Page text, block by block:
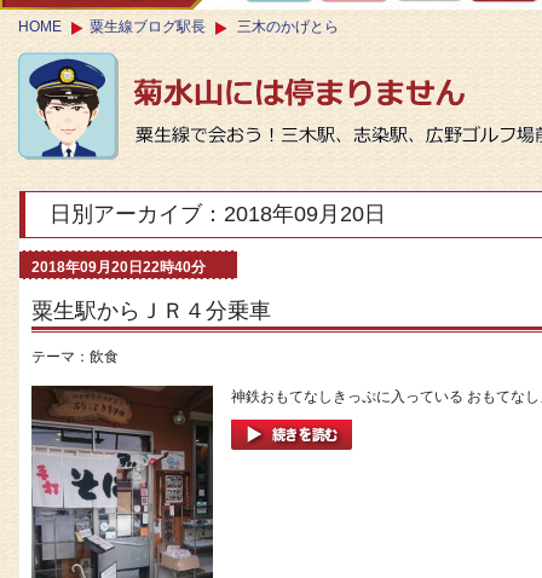
HOME 粟生線ブログ駅長 三木のかげとら
日別アーカイブ：2018年09月20日
2018年09月20日22時40分
粟生駅からＪＲ４分乗車
テーマ： 飲食
神鉄おもてなしきっぷに入っている おもてな